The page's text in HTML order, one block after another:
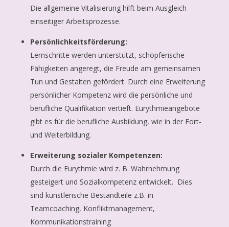
Die allgemeine Vitalisierung hilft beim Ausgleich
einseitiger Arbeitsprozesse.
Persönlichkeitsförderung:
Lernschritte werden unterstützt, schöpferische
Fähigkeiten angeregt, die Freude am gemeinsamen
Tun und Gestalten gefördert. Durch eine Erweiterung
persönlicher Kompetenz wird die persönliche und
berufliche Qualifikation vertieft. Eurythmieangebote
gibt es für die berufliche Ausbildung, wie in der Fort-
und Weiterbildung.
Erweiterung sozialer Kompetenzen:
Durch die Eurythmie wird z. B. Wahrnehmung
gesteigert und Sozialkompetenz entwickelt. Dies
sind künstlerische Bestandteile z.B. in
Teamcoaching, Konfliktmanagement,
Kommunikationstraining